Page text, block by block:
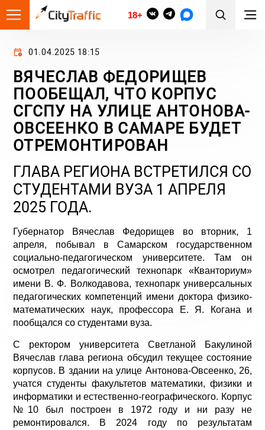
18+
01.04.2025 18:15
ВЯЧЕСЛАВ ФЕДОРИЩЕВ
ПООБЕЩАЛ, ЧТО КОРПУС
СГСПУ НА УЛИЦЕ АНТОНОВА-
ОВСЕЕНКО В САМАРЕ БУДЕТ
ОТРЕМОНТИРОВАН
ГЛАВА РЕГИОНА ВСТРЕТИЛСЯ СО
СТУДЕНТАМИ ВУЗА 1 АПРЕЛЯ
2025 ГОДА.
Губернатор Вячеслав Федорищев во вторник, 1
апреля, побывал в Самарском государственном
социально-педагогическом университете. Там он
осмотрел педагогический технопарк «Кванториум»
имени В. Ф. Волкодавова, технопарк универсальных
педагогических компетенций имени доктора физико-
математических наук, профессора Е. Я. Когана и
пообщался со студентами вуза.
С ректором университета Светланой Бакулиной
Вячеслав глава региона обсудил текущее состояние
корпусов. В здании на улице Антонова-Овсеенко, 26,
учатся студенты факультетов математики, физики и
информатики и естественно-географического. Корпус
№10 был построен в 1972 году и ни разу не
ремонтировался. В 2024 году по результатам